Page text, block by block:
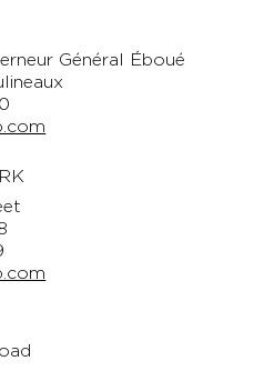
Général Éboué